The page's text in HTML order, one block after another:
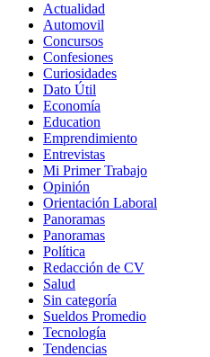
Actualidad
Automovil
Concursos
Confesiones
Curiosidades
Dato Útil
Economía
Education
Emprendimiento
Entrevistas
Mi Primer Trabajo
Opinión
Orientación Laboral
Panoramas
Panoramas
Política
Redacción de CV
Salud
Sin categoría
Sueldos Promedio
Tecnología
Tendencias